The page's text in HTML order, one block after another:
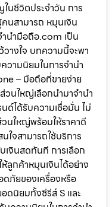
นชีวิตประจำวัน การ
นสามารถ หมุนเงิน
ำนำมือถือ.com เป็น
วางใจ บทความนี้จะพา
ามนิยมในการจำนำ
– มือถือที่ขายง่าย
นใหญ่เลือกนำมาจำนำ
ด์ได้รับความเชื่อมั่น ไม่
วนใหญ่พร้อมให้ราคาดี
จสามารถใช้บริการ
เงินสดทันที การเลือก
ลูกค้าหมุนเงินได้อย่าง
ดภัยของเครื่องหรือ
ดนิยมทั้งซีรีส์ S และ